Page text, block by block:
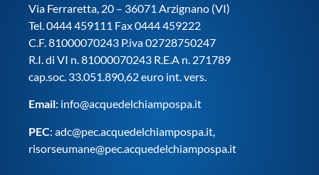
Via Ferraretta, 20 – 36071 Arzignano (VI)
Tel. 0444 459111 Fax 0444 459222
C.F. 81000070243 P.iva 02728750247
R.I. di VI n. 81000070243 R.E.A n. 271789
cap.soc. 33.051.890,62 euro int. vers.
Email: info@acquedelchiampospa.it
PEC: adc@pec.acquedelchiampospa.it
risorseumane@pec.acquedelchiampospa.it